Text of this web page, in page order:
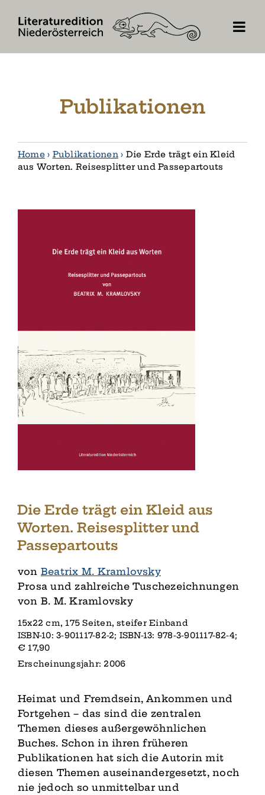
content
Publikationen
Home› Publikationen› Die Erde trägt ein Kleid
aus Worten. Reisesplitter und Passepartouts
Die Erde trägt ein Kleid aus
Worten. Reisesplitter und
Passepartouts
von Beatrix M. Kramlovsky
Prosa und zahlreiche Tuschezeichnungen
von B. M. Kramlovsky
15x22 cm, 175 Seiten, steifer Einband
ISBN-10: 3-901117-82-2; ISBN-13: 978-3-901117-82-4;
€ 17,90
Erscheinungsjahr: 2006
Heimat und Fremdsein, Ankommen und
Fortgehen – das sind die zentralen
Themen dieses außergewöhnlichen
Buches. Schon in ihren früheren
Publikationen hat sich die Autorin mit
diesen Themen auseinandergesetzt, noch
nie jedoch so unmittelbar und